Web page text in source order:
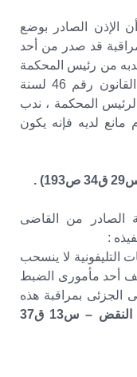
الإذن الصادر بوضع
قد صدر من أحد
من رئيس المحكمة
الابتدائية اعمالا لنص المادة 61/2 من القانون رقم 46 لسنة
لرئيس المحكمة ، ندب
مانع لديه فإنه يكون
الصادر من القاضى
:
التليفونية لا ينسحب
أحد مأمورى الضبط
الجزئى بمراقبة هذه
(نقض 2/2/1962 – أحكام النقض – س13 ق37